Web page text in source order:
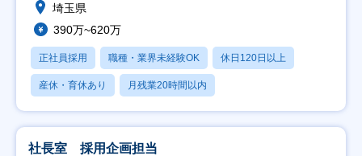
埼玉県
390万~620万
正社員採用 職種・業界未経験OK 休日120日以上
産休・育休あり 月残業20時間以内
社長室 採用企画担当